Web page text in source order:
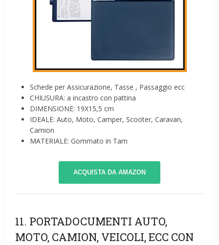
Schede per Assicurazione, Tasse , Passaggio ecc
CHIUSURA: a incastro con pattina
DIMENSIONE: 19X15,5 cm
IDEALE: Auto, Moto, Camper, Scooter, Caravan,
Camion
MATERIALE: Gommato in Tam
ACQUISTA DA AMAZON
11. PORTADOCUMENTI AUTO,
MOTO, CAMION, VEICOLI, ECC CON